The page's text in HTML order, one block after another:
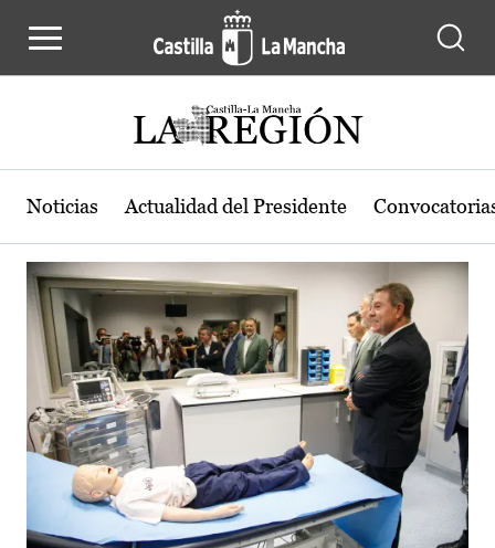
Actualidad de la región de Castilla-
Noticias Actualidad del Presidente